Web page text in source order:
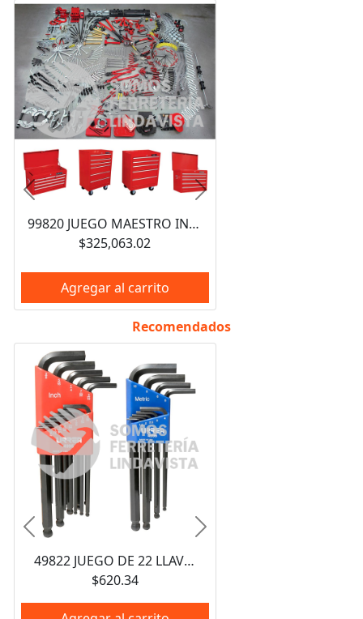
99820 JUEGO MAESTRO INDUSTRIAL COMBINADO 940 PIEZAS, CON GABINETES EX27M5, EX27M6, EX27S6 URREA
$325,063.02
Agregar al carrito
Anterior Siguiente
Recomendados
49822 JUEGO DE 22 LLAVES HEXAGONALES TIPO "L", COMBINADAS, PUNTA DE BOLA 4995 Y 4996 URREA
$620.34
Anterior Siguiente